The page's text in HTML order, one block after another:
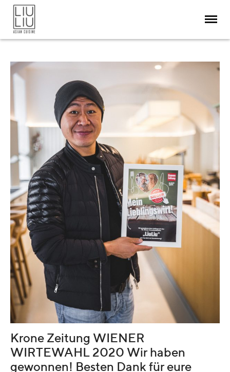
RESTAURANT
ABOUT
MENÜ & SPEISEN
RESERVIERUNG
KEGELBAHN
DELIVERY
BLOG / SOCIAL
KONTAKT
Krone Zeitung WIENER
WIRTEWAHL 2020 Wir haben
gewonnen! Besten Dank für eure